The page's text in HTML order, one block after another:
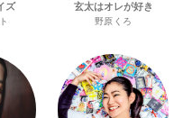
ズ 玄太はオレが好き
野原くろ